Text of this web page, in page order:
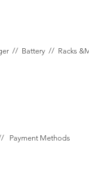
// Battery // Racks
Payment Methods